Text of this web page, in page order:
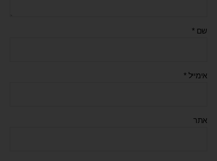
שם*
אימייל*
אתר